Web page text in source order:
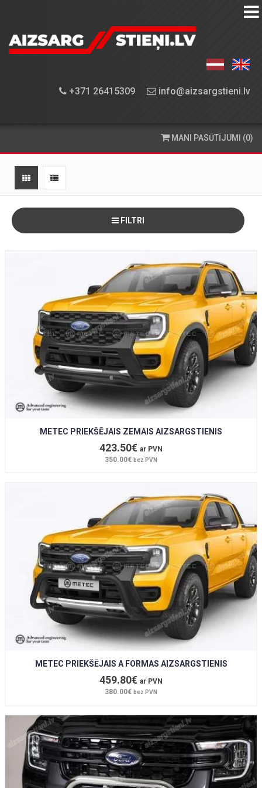
+371 26415309 info@aizsargstieni.lv
AIZSARGSTIEŅU
APRĪKOJUMA
PIEGĀDE
KONTAKTINFORMĀCIJA
MANI PASŪTĪJUMI (0)
FILTRI
METEC PRIEKŠĒJAIS ZEMAIS AIZSARGSTIENIS
423.50€ ar PVN
350.00€ bez PVN
METEC PRIEKŠĒJAIS A FORMAS AIZSARGSTIENIS
459.80€ ar PVN
380.00€ bez PVN